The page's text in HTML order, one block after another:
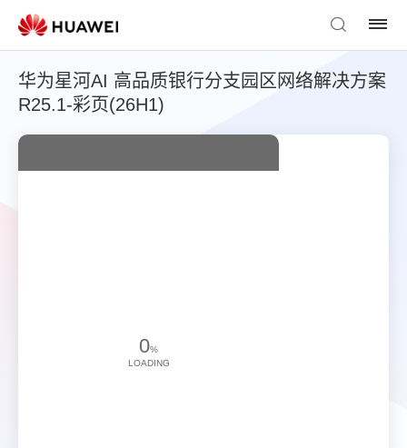
华为星河AI 高品质银行分支园区网络解决方案
R25.1-彩页(26H1)
0%
LOADING